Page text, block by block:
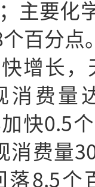
主要化
百分点
增长
消费量
快0.5
消费量
落8.5个